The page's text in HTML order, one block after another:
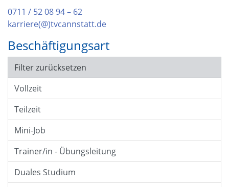
0711 / 52 08 94 – 62
karriere(@)tvcannstatt.de
Beschäftigungsart
Filter zurücksetzen
Vollzeit
Teilzeit
Mini-Job
Trainer/in - Übungsleitung
Duales Studium